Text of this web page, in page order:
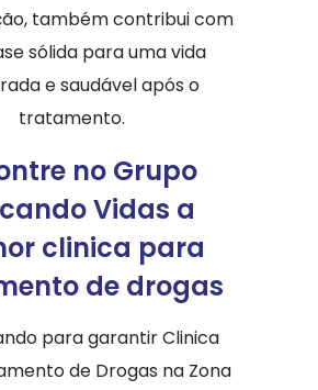
também contribui com
sólida para uma vida
e saudável após o
tratamento.
no Grupo
Vidas a
clinica para
de drogas
para garantir Clinica
de Drogas na Zona